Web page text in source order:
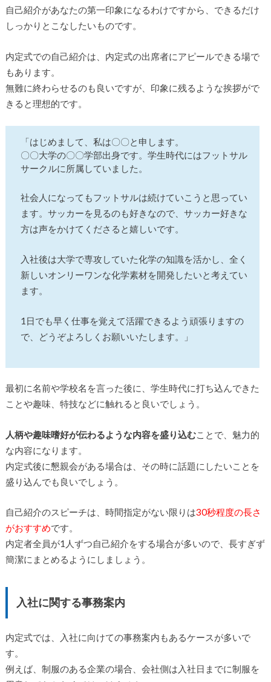
自己紹介があなたの第一印象になるわけですから、できるだけ
しっかりとこなしたいものです。
内定式での自己紹介は、内定式の出席者にアピールできる場で
もあります。
無難に終わらせるのも良いですが、印象に残るような挨拶がで
きると理想的です。
「はじめまして、私は〇〇と申します。
〇〇大学の〇〇学部出身です。学生時代にはフットサル
サークルに所属していました。
社会人になってもフットサルは続けていこうと思ってい
ます。サッカーを見るのも好きなので、サッカー好きな
方は声をかけてくださると嬉しいです。
入社後は大学で専攻していた化学の知識を活かし、全く
新しいオンリーワンな化学素材を開発したいと考えてい
ます。
1日でも早く仕事を覚えて活躍できるよう頑張りますの
で、どうぞよろしくお願いいたします。」
最初に名前や学校名を言った後に、学生時代に打ち込んできた
ことや趣味、特技などに触れると良いでしょう。
人柄や趣味嗜好が伝わるような内容を盛り込むことで、魅力的
な内容になります。
内定式後に懇親会がある場合は、その時に話題にしたいことを
盛り込んでも良いでしょう。
自己紹介のスピーチは、時間指定がない限りは30秒程度の長さ
がおすすめです。
内定者全員が1人ずつ自己紹介をする場合が多いので、長すぎず
簡潔にまとめるようにしましょう。
入社に関する事務案内
内定式では、入社に向けての事務案内もあるケースが多いで
す。
例えば、制服のある企業の場合、会社側は入社日までに制服を